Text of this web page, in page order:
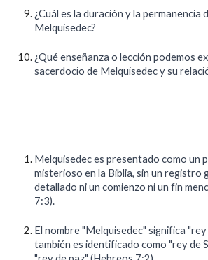
¿Cuál es la duración y la permanencia
Melquisedec?
¿Qué enseñanza o lección podemos
sacerdocio de Melquisedec y su
Melquisedec es presentado como un
misterioso en la Biblia, sin un registro
detallado ni un comienzo ni un fin
7:3).
El nombre "Melquisedec" significa
también es identificado como "rey de